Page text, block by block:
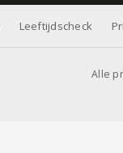
Leeftijdscheck
Alle